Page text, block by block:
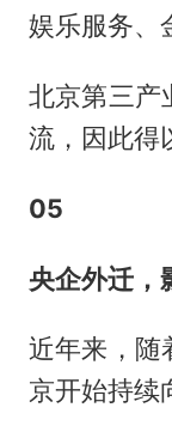
娱乐服务、
北京第三产
流，因此得
05
央企外迁，
近年来，随
京开始持续